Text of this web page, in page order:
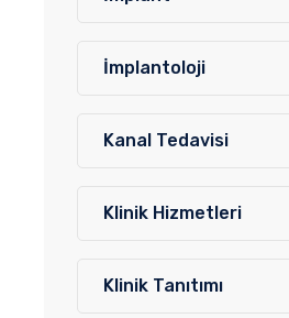
İmplantoloji
Kanal Tedavisi
Klinik Hizmetleri
Klinik Tanıtımı